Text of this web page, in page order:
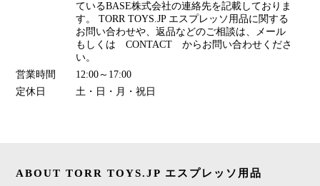
ているBASE株式会社の連絡先を記載しておりま
す。 TORR TOYS.JP エスプレッソ用品に関する
お問い合わせや、返品などのご相談は、メール
もしくは CONTACT からお問い合わせくださ
い。
営業時間
12:00～17:00
定休日
土・日・月・祝日
ABOUT TORR TOYS.JP エスプレッソ用品